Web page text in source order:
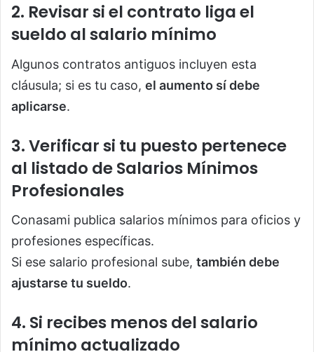
2. Revisar si el contrato liga el
sueldo al salario mínimo
Algunos contratos antiguos incluyen esta
cláusula; si es tu caso, el aumento sí debe
aplicarse.
3. Verificar si tu puesto pertenece
al listado de Salarios Mínimos
Profesionales
Conasami publica salarios mínimos para oficios y
profesiones específicas.
Si ese salario profesional sube, también debe
ajustarse tu sueldo.
4. Si recibes menos del salario
mínimo actualizado